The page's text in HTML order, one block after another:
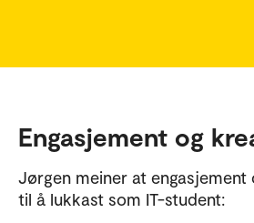
Engasjement og
Jørgen meiner at
til å lukkast som IT-student: